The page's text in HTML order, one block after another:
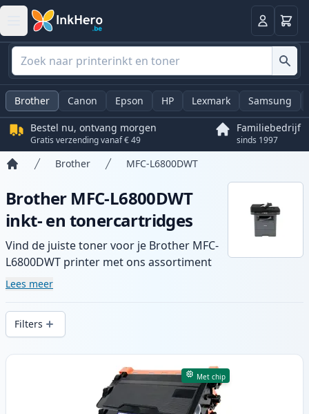
Log in
Brother Canon Epson HP Lexmark Samsung
Bestel nu, ontvang morgen
Gratis verzending vanaf € 49
Familiebedrijf
sinds 1997
Brother MFC-L6800DWT
Brother MFC-L6800DWT
inkt- en tonercartridges
Vind de juiste toner voor je Brother MFC-
L6800DWT printer met ons assortiment
compatibele en high-yield cartridges.
snelle levering vanuit lokale voorraad in .
Lees meer
Filters
Producten
Met chip